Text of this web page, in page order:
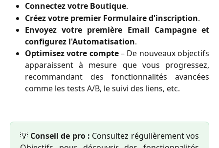
Connectez votre Boutique.
Créez votre premier Formulaire d'inscription.
Envoyez votre première Email Campagne et
configurez l'Automatisation.
Optimisez votre compte– De nouveaux objectifs
apparaissent à mesure que vous progressez,
recommandant des fonctionnalités avancées
comme les tests A/B, le suivi des liens, etc.
💡 Conseil de pro : Consultez régulièrement vos